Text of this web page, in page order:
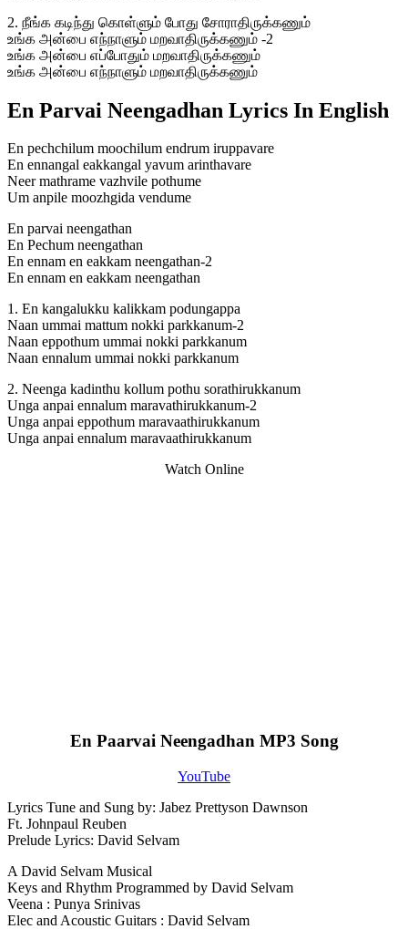
2. நீங்க கடிந்து கொள்ளும் போது சோராதிருக்கணும்
உங்க அன்பை எந்நாளும் மறவாதிருக்கணும் -2
உங்க அன்பை எப்போதும் மறவாதிருக்கணும்
உங்க அன்பை எந்நாளும் மறவாதிருக்கணும்
En Parvai Neengadhan Lyrics In English
En pechchilum moochilum endrum iruppavare
En ennangal eakkangal yavum arinthavare
Neer mathrame vazhvile pothume
Um anpile moozhgida vendume
En parvai neengathan
En Pechum neengathan
En ennam en eakkam neengathan-2
En ennam en eakkam neengathan
1. En kangalukku kalikkam podungappa
Naan ummai mattum nokki parkkanum-2
Naan eppothum ummai nokki parkkanum
Naan ennalum ummai nokki parkkanum
2. Neenga kadinthu kollum pothu sorathirukkanum
Unga anpai ennalum maravathirukkanum-2
Unga anpai eppothum maravaathirukkanum
Unga anpai ennalum maravaathirukkanum
Watch Online
En Paarvai Neengadhan MP3 Song
YouTube
Lyrics Tune and Sung by: Jabez Prettyson Dawnson
Ft. Johnpaul Reuben
Prelude Lyrics: David Selvam
A David Selvam Musical
Keys and Rhythm Programmed by David Selvam
Veena : Punya Srinivas
Elec and Acoustic Guitars : David Selvam